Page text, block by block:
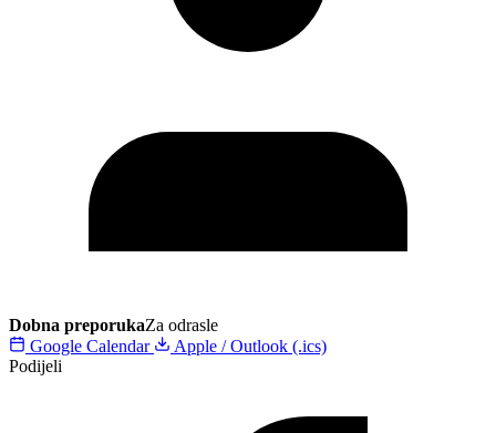
Dobna preporukaZa odrasle
Google Calendar
Apple / Outlook (.ics)
Podijeli